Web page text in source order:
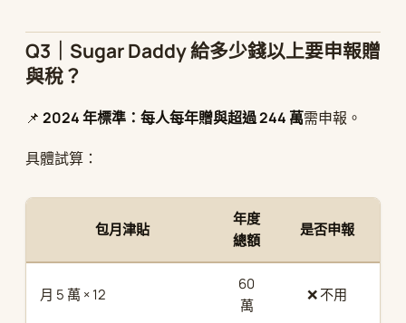
Q3｜Sugar Daddy 給多少錢以上要申報贈
與稅？
📌 2024 年標準：每人每年贈與超過 244 萬需申報。
具體試算：
包月津貼
年度
總額
是否申報
月 5 萬 × 12
60
萬
❌ 不用